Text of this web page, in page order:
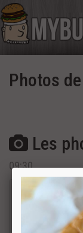
Photos de
Les
09:30